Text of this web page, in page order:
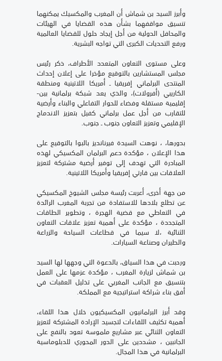
وأبرز السيد بن شماش أن المغرب والمكسيك يمكنهما
تنسيق مواقفهما بشأن هذه القضايا في الهيئات
والمحافل الدولية من أجل إيجاد حلول للقضايا العالمية
ورفع التحديات الكبرى التي تواجه البشرية.
وعلى مستوى التعاون المتعدد الأطراف، ذكر رئيس
مجلس المستشارين بالتوقيع مؤخرا على إعلان إحداث
المنتدى البرلماني إفريقيا ـ أمريكا اللاتينية ومنطقة
الكاريبي (أفرولات)، والذي يعد شبكة برلمانية بين-
إقليمية مستقلة وفضاء للحوار التفاعلي والبناء وأرضية
للتقارب من أجل عمل برلماني كفيل بتعزيز الاندماج
الإقليمي وتعزيز التعاون جنوب ـ جنوب.
بدورها، ، نوهت السيدة فيرنانديز بالبوا بالتوقيع على
هذا الإعلان ، مؤكدة دعم البرلمان المكسيكي لهذه
المبادرة التي تهدف إلى توفير أرضية مشتركة لتعزيز
العلاقات بين قارتي إفريقيا وأمريكا اللاتينية.
من جهة أخرى، أعربت رئيسة مجلس الشيوخ المكسيكي
عن تطلع بلادها للاستفادة من تجربة المغرب الرائدة
في التعاطي مع قضية الهجرة ، وتطوير الطاقات
المتجددة ، مؤكدة على أهمية تعزيز علاقات التعاون
الثنائية ،لا سيما في قطاعات السياحة والزراعة
والطيران وصناعة السيارات.
ورحبت في هذا السياق، بالدعوة التي وجهها لها السيد
بن شماش لزيارة المغرب ، مؤكدة عزمها على العمل
بتنسيق مع الجانب المغربي على تذليل العقبات في
أفق بناء شراكة استراتيجية مع المملكة.
وقد أبرز البرلمانيون المكسيكيون خلال هذا اللقاء،
أهمية تكثيف اللقاءات لتجسيد الإرادة المشتركة لتعزيز
التعاون الثنائي عبر مشاريع ملموسة تعود بالنفع على
الجانبين ، مشددين على الدور المحوري للدبلوماسية
البرلمانية في هذا المجال.